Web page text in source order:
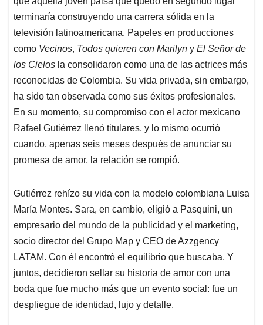
terminaría construyendo una carrera sólida en la
televisión latinoamericana. Papeles en producciones
como Vecinos, Todos quieren con Marilyn y El Señor de
los Cielos la consolidaron como una de las actrices más
reconocidas de Colombia. Su vida privada, sin embargo,
ha sido tan observada como sus éxitos profesionales.
En su momento, su compromiso con el actor mexicano
Rafael Gutiérrez llenó titulares, y lo mismo ocurrió
cuando, apenas seis meses después de anunciar su
promesa de amor, la relación se rompió.
Gutiérrez rehízo su vida con la modelo colombiana Luisa
María Montes. Sara, en cambio, eligió a Pasquini, un
empresario del mundo de la publicidad y el marketing,
socio director del Grupo Map y CEO de Azzgency
LATAM. Con él encontró el equilibrio que buscaba. Y
juntos, decidieron sellar su historia de amor con una
boda que fue mucho más que un evento social: fue un
despliegue de identidad, lujo y detalle.